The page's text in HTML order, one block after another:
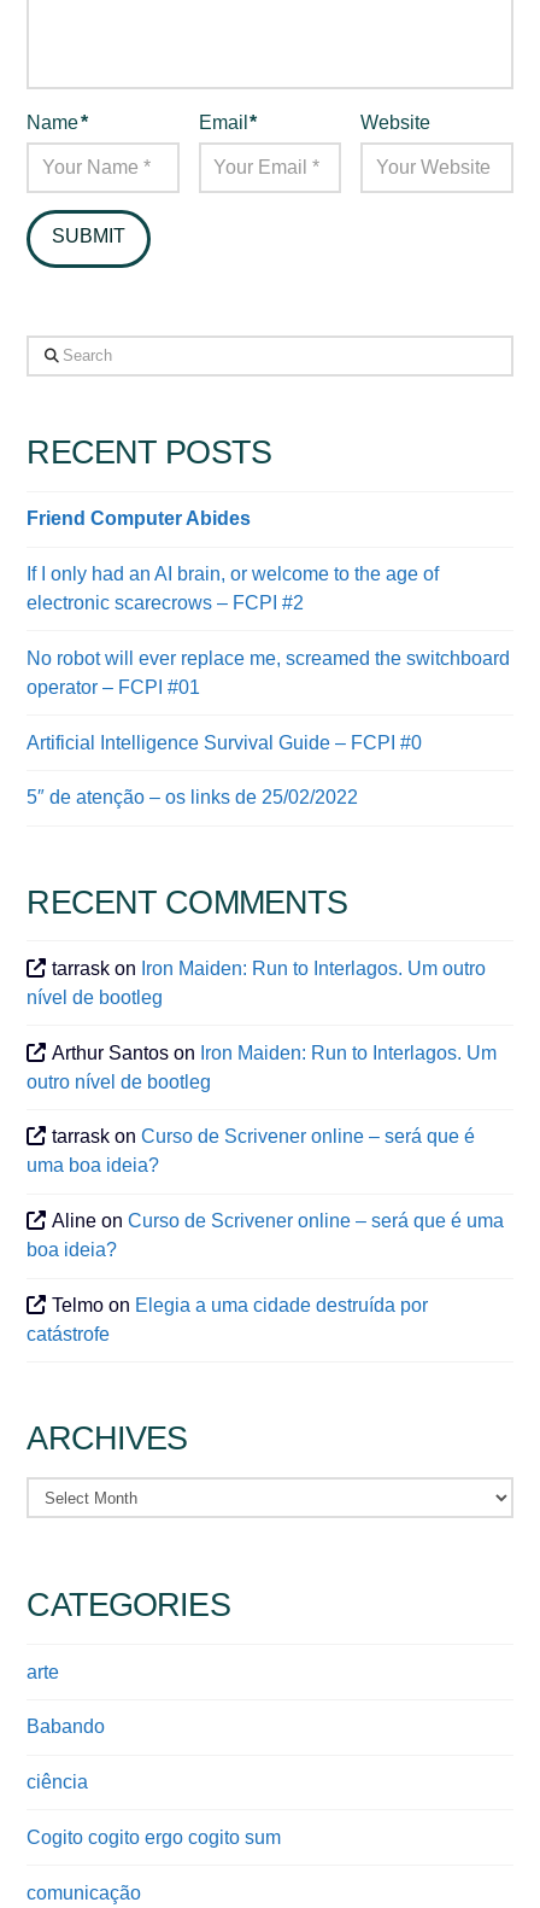
Name* Email* Website
Search
RECENT POSTS
Friend Computer Abides
If I only had an AI brain, or welcome to the age of
electronic scarecrows – FCPI #2
No robot will ever replace me, screamed the switchboard
operator – FCPI #01
Artificial Intelligence Survival Guide – FCPI #0
5″ de atenção – os links de 25/02/2022
RECENT COMMENTS
tarrask on Iron Maiden: Run to Interlagos. Um outro
nível de bootleg
Arthur Santos on Iron Maiden: Run to Interlagos. Um
outro nível de bootleg
tarrask onCurso de Scrivener online – será que é
uma boa ideia?
Aline onCurso de Scrivener online – será que é uma
boa ideia?
Telmo on Elegia a uma cidade destruída por
catástrofe
ARCHIVES
Archives
CATEGORIES
arte
Babando
ciência
Cogito cogito ergo cogito sum
comunicação